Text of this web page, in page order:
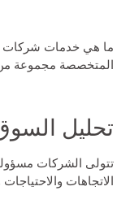
ما هي خدمات شركات
المتخصصة مجموعة من
تحليل
تتولى الشركات
الاتجاهات